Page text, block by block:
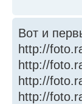
Вот и
http://
http://
http://
http://